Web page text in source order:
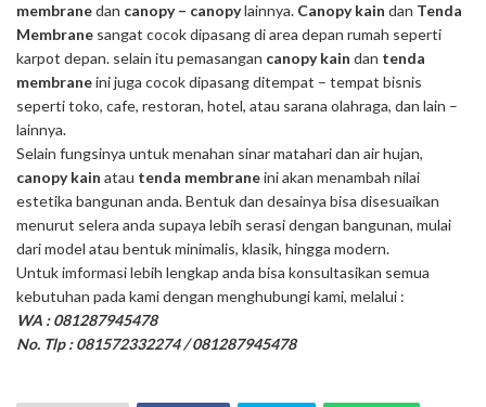
membranedan canopy – canopylainnya. Canopy kain dan Tenda
Membrane sangat cocok dipasang di area depan rumah seperti
karpot depan. selain itu pemasangan canopy kain dan tenda
membraneini juga cocok dipasang ditempat – tempat bisnis
seperti toko, cafe, restoran, hotel, atau sarana olahraga, dan lain –
lainnya.
Selain fungsinya untuk menahan sinar matahari dan air hujan,
canopy kain atau tenda membraneini akan menambah nilai
estetika bangunan anda. Bentuk dan desainya bisa disesuaikan
menurut selera anda supaya lebih serasi dengan bangunan, mulai
dari model atau bentuk minimalis, klasik, hingga modern.
Untuk imformasi lebih lengkap anda bisa konsultasikan semua
kebutuhan pada kami dengan menghubungi kami, melalui :
WA : 081287945478
No. Tlp : 081572332274 / 081287945478